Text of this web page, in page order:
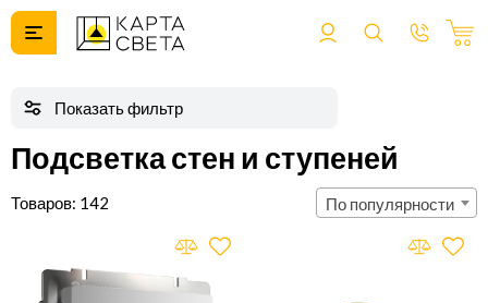
Подсветка стен и ступеней
142 По популярности